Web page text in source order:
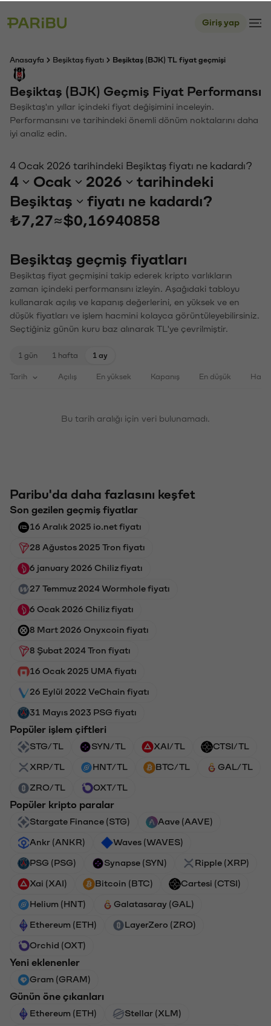
Giriş yap
Anasayfa Beşiktaş fiyatı Beşiktaş (BJK) TL fiyat geçmişi
Beşiktaş (BJK) Geçmiş Fiyat Performansı
Beşiktaş'ın yıllar içindeki fiyat değişimini inceleyin.
Performansını ve tarihindeki önemli dönüm noktalarını daha
iyi analiz edin.
4 Ocak 2026 tarihindeki Beşiktaş fiyatı ne kadardı?
4 Ocak 2026
tarihindeki
Beşiktaş
fiyatı ne kadardı?
₺7,27≈$0,16940858
Beşiktaş geçmiş fiyatları
Beşiktaş fiyat geçmişini takip ederek kripto varlıkların
zaman içindeki performansını izleyin. Aşağıdaki tabloyu
kullanarak açılış ve kapanış değerlerini, en yüksek ve en
düşük fiyatları ve işlem hacmini kolayca görüntüleyebilirsiniz.
Seçtiğiniz günün kuru baz alınarak TL'ye çevrilmiştir.
1 gün 1 hafta 1 ay
Tarih Açılış En yüksek Kapanış En düşük
Bu tarih aralığı için veri bulunamadı.
Paribu'da daha fazlasını keşfet
Son gezilen geçmiş fiyatlar
16 Aralık 2025 io.net fiyatı
28 Ağustos 2025 Tron fiyatı
6 january 2026 Chiliz fiyatı
27 Temmuz 2024 Wormhole fiyatı
6 Ocak 2026 Chiliz fiyatı
8 Mart 2026 Onyxcoin fiyatı
8 Şubat 2024 Tron fiyatı
16 Ocak 2025 UMA fiyatı
26 Eylül 2022 VeChain fiyatı
31 Mayıs 2023 PSG fiyatı
Popüler işlem çiftleri
STG/TL SYN/TL XAI/TL CTSI/TL
XRP/TL HNT/TL BTC/TL GAL/TL
ZRO/TL OXT/TL
Popüler kripto paralar
Stargate Finance (STG) Aave (AAVE)
Ankr (ANKR) Waves (WAVES)
PSG (PSG) Synapse (SYN) Ripple (XRP)
Xai (XAI) Bitcoin (BTC) Cartesi (CTSI)
Helium (HNT) Galatasaray (GAL)
Ethereum (ETH) LayerZero (ZRO)
Orchid (OXT)
Yeni eklenenler
Gram (GRAM)
Günün öne çıkanları
Ethereum (ETH) Stellar (XLM)